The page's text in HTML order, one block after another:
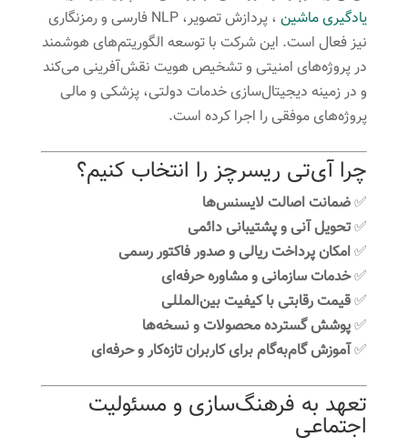
یادگیری ماشین
، پردازش تصویر، NLP فارسی و رمزنگاری
نیز فعال است. این شرکت با توسعه الگوریتم‌های هوشمند
در پروژه‌های امنیتی و تشخیص هویت نقش‌آفرینی می‌کند
و در زمینه دیجیتال‌سازی خدمات دولتی، پزشکی و مالی
پروژه‌های موفقی را اجرا کرده است.
چرا آی‌تی ریسرچز را انتخاب کنیم؟
✅ضمانت اصالت لایسنس‌ها
✅تحویل آنی و پشتیبانی دائمی
✅امکان پرداخت ریالی و صدور فاکتور رسمی
✅خدمات سازمانی و مشاوره حرفه‌ای
✅قیمت رقابتی با کیفیت بین‌المللی
✅پوشش گسترده محصولات و نسخه‌ها
✅آموزش گام‌به‌گام برای کاربران تازه‌کار و حرفه‌ای
تعهد به فرهنگ‌سازی و مسئولیت
اجتماعی